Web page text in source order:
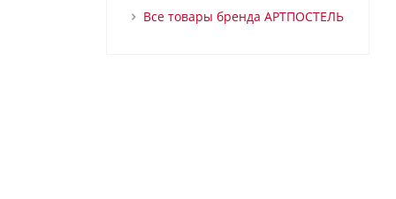
Все товары бренда АРТПОСТЕЛЬ